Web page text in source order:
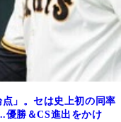
」。セは史上初の同率
優勝＆CS進出をかけ